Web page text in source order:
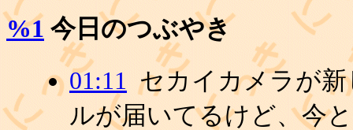
%1 今日のつぶやき
01:11 セカイカメラが
ルが届いてるけど、今